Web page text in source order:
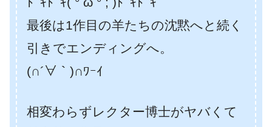
最後は1作目の羊たちの沈黙へと続く
引きでエンディングへ。
(∩´∀｀)∩ﾜｰｲ
相変わらずレクター博士がヤバくて